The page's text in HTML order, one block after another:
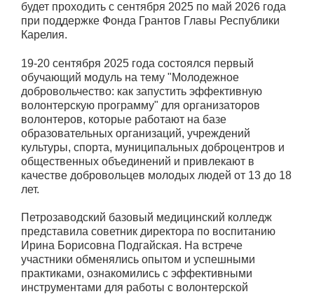
будет проходить с сентября 2025 по май 2026 года
при поддержке Фонда Грантов Главы Республики
Карелия.
19-20 сентября 2025 года состоялся первый
обучающий модуль на тему "Молодежное
добровольчество: как запустить эффективную
волонтерскую программу" для организаторов
волонтеров, которые работают на базе
образовательных организаций, учреждений
культуры, спорта, муниципальных доброцентров и
общественных объединений и привлекают в
качестве добровольцев молодых людей от 13 до 18
лет.
Петрозаводский базовый медицинский колледж
представила советник директора по воспитанию
Ирина Борисовна Подгайская. На встрече
участники обменялись опытом и успешными
практиками, ознакомились с эффективными
инструментами для работы с волонтерской